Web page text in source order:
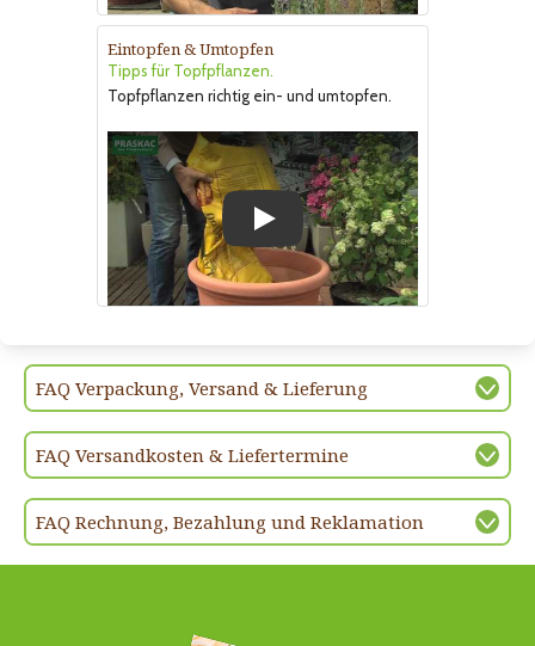
Eintopfen & Umtopfen
Tipps für Topfpflanzen.
Topfpflanzen richtig ein- und umtopfen.
Play
FAQ Verpackung, Versand & Lieferung
FAQ Versandkosten & Liefertermine
FAQ Rechnung, Bezahlung und Reklamation